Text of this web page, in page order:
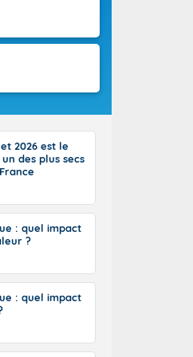
2026 est le
des plus secs
: quel impact
?
: quel impact